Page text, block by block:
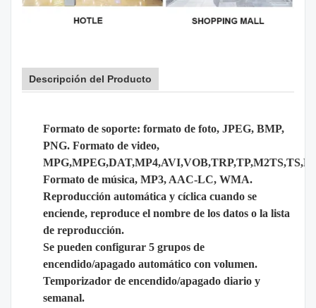
Descripción del Producto
Formato de soporte: formato de foto, JPEG, BMP,
PNG. Formato de video,
Formato de música, MP3, AAC-LC, WMA.
Reproducción automática y cíclica cuando se
enciende, reproduce el nombre de los datos o la lista
de reproducción.
Se pueden configurar 5 grupos de
encendido/apagado automático con volumen.
Temporizador de encendido/apagado diario y
semanal.